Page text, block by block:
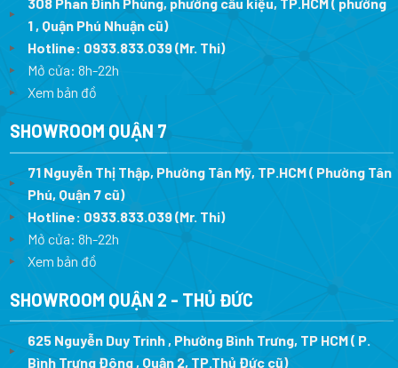
308 Phan Đình Phùng, phường cầu kiệu, TP.HCM ( phường
1 , Quận Phú Nhuận cũ)
Hotline: 0933.833.039(Mr. Thi)
Mở cửa: 8h-22h
Xem bản đồ
SHOWROOM QUẬN 7
71 Nguyễn Thị Thập, Phường Tân Mỹ, TP.HCM ( Phường Tân
Phú, Quận 7 cũ)
Hotline: 0933.833.039(Mr. Thi)
Mở cửa: 8h-22h
Xem bản đồ
SHOWROOM QUẬN 2 - THỦ ĐỨC
625 Nguyễn Duy Trinh , Phường Bình Trưng, TP HCM ( P.
Bình Trưng Đông , Quận 2, TP.Thủ Đức cũ)